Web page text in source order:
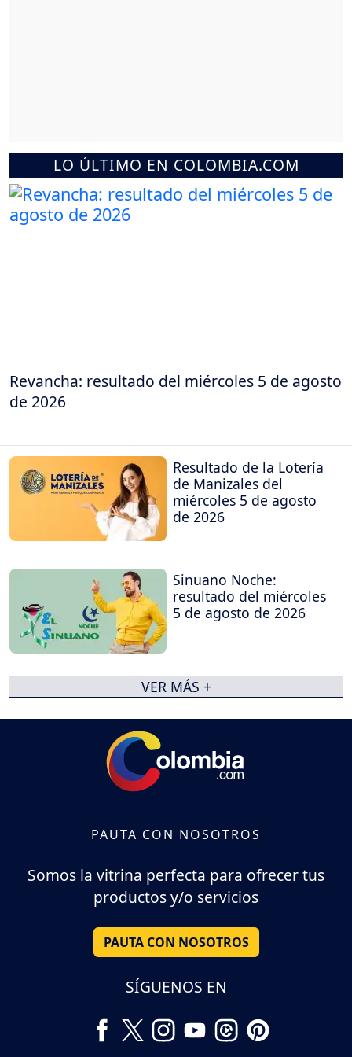
LO ÚLTIMO EN COLOMBIA.COM
Revancha: resultado del miércoles 5 de agosto
de 2026
Resultado de la Lotería
de Manizales del
miércoles 5 de agosto
de 2026
Sinuano Noche:
resultado del miércoles
5 de agosto de 2026
VER MÁS +
PAUTA CON NOSOTROS
Somos la vitrina perfecta para ofrecer tus
productos y/o servicios
PAUTA CON NOSOTROS
SÍGUENOS EN